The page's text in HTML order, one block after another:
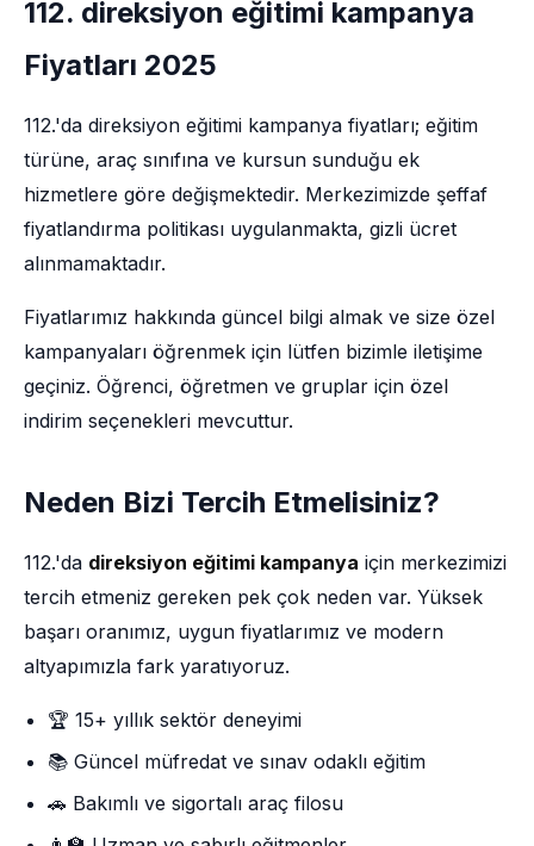
112. direksiyon eğitimi kampanya
Fiyatları 2025
112.'da direksiyon eğitimi kampanya fiyatları; eğitim
türüne, araç sınıfına ve kursun sunduğu ek
hizmetlere göre değişmektedir. Merkezimizde şeffaf
fiyatlandırma politikası uygulanmakta, gizli ücret
alınmamaktadır.
Fiyatlarımız hakkında güncel bilgi almak ve size özel
kampanyaları öğrenmek için lütfen bizimle iletişime
geçiniz. Öğrenci, öğretmen ve gruplar için özel
indirim seçenekleri mevcuttur.
Neden Bizi Tercih Etmelisiniz?
112.'da direksiyon eğitimi kampanya için merkezimizi
tercih etmeniz gereken pek çok neden var. Yüksek
başarı oranımız, uygun fiyatlarımız ve modern
altyapımızla fark yaratıyoruz.
🏆 15+ yıllık sektör deneyimi
📚 Güncel müfredat ve sınav odaklı eğitim
🚗 Bakımlı ve sigortalı araç filosu